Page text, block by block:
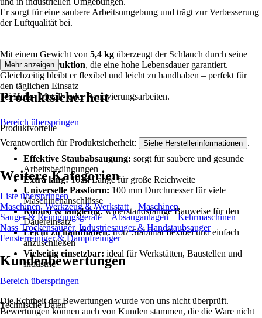
Er sorgt für eine saubere Arbeitsumgebung und trägt zur Verbesserung
der Luftqualität bei.
Mit einem Gewicht von 5,4 kg überzeugt der Schlauch durch seine
robuste Konstruktion, die eine hohe Lebensdauer garantiert.
Gleichzeitig bleibt er flexibel und leicht zu handhaben – perfekt für
den täglichen Einsatz
bei Holz-, Metall- oder Renovierungsarbeiten.
Produktvorteile
Effektive Staubabsaugung: sorgt für saubere und gesunde
Arbeitsbedingungen
Extra lang:10 m Länge für große Reichweite
Universelle Passform: 100 mm Durchmesser für viele
Maschinenanschlüsse
Robust & langlebig:widerstandsfähige Bauweise für den
Dauereinsatz
Leicht zu handhaben:trotz Stabilität flexibel und einfach
anzuschließen
Vielseitig einsetzbar: ideal für Werkstätten, Baustellen und
Industrie
Technische Daten
Mehr anzeigen
Produktsicherheit
Bereich überspringen
Verantwortlich für Produktsicherheit: Siehe Herstellerinformationen .
Weitere Kategorien
Liste überspringen
Maschinen, Werkzeug & Werkstatt
Maschinen
Sauger & Reinigungsgeräte
Absauganlagen
Kehrmaschinen
Nass Trockensauger, Industriesauger & Handstaubsauger
Fensterreiniger & Dampfreiniger
Kundenbewertungen
Bereich überspringen
Die Echtheit der Bewertungen wurde von uns nicht überprüft.
Bewertungen können auch von Kunden stammen, die die Ware nicht